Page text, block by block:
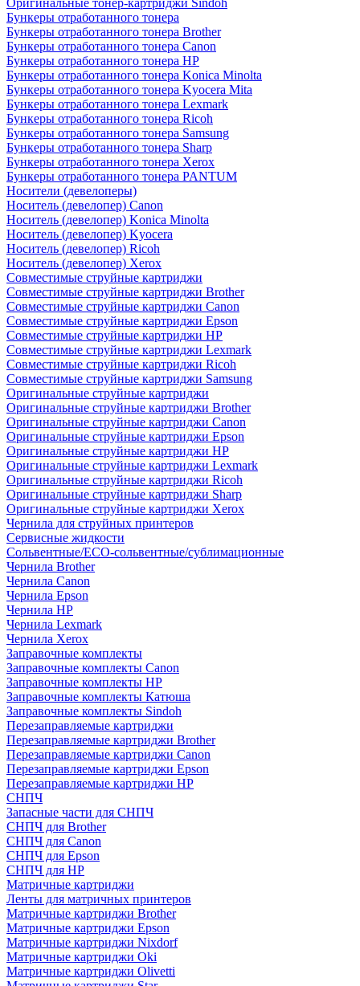
Оригинальные тонер-картриджи Sindoh
Бункеры отработанного тонера
Бункеры отработанного тонера Brother
Бункеры отработанного тонера Canon
Бункеры отработанного тонера HP
Бункеры отработанного тонера Konica Minolta
Бункеры отработанного тонера Kyocera Mita
Бункеры отработанного тонера Lexmark
Бункеры отработанного тонера Ricoh
Бункеры отработанного тонера Samsung
Бункеры отработанного тонера Sharp
Бункеры отработанного тонера Xerox
Бункеры отработанного тонера PANTUM
Носители (девелоперы)
Носитель (девелопер) Canon
Носитель (девелопер) Konica Minolta
Носитель (девелопер) Kyocera
Носитель (девелопер) Ricoh
Носитель (девелопер) Xerox
Совместимые струйные картриджи
Совместимые струйные картриджи Brother
Совместимые струйные картриджи Canon
Совместимые струйные картриджи Epson
Совместимые струйные картриджи HP
Совместимые струйные картриджи Lexmark
Совместимые струйные картриджи Ricoh
Совместимые струйные картриджи Samsung
Оригинальные струйные картриджи
Оригинальные струйные картриджи Brother
Оригинальные струйные картриджи Canon
Оригинальные струйные картриджи Epson
Оригинальные струйные картриджи HP
Оригинальные струйные картриджи Lexmark
Оригинальные струйные картриджи Ricoh
Оригинальные струйные картриджи Sharp
Оригинальные струйные картриджи Xerox
Чернила для струйных принтеров
Сервисные жидкости
Сольвентные/ECO-сольвентные/сублимационные
Чернила Brother
Чернила Canon
Чернила Epson
Чернила HP
Чернила Lexmark
Чернила Xerox
Заправочные комплекты
Заправочные комплекты Canon
Заправочные комплекты HP
Заправочные комплекты Катюша
Заправочные комплекты Sindoh
Перезаправляемые картриджи
Перезаправляемые картриджи Brother
Перезаправляемые картриджи Canon
Перезаправляемые картриджи Epson
Перезаправляемые картриджи HP
СНПЧ
Запасные части для СНПЧ
СНПЧ для Brother
СНПЧ для Canon
СНПЧ для Epson
СНПЧ для HP
Матричные картриджи
Ленты для матричных принтеров
Матричные картриджи Brother
Матричные картриджи Epson
Матричные картриджи Nixdorf
Матричные картриджи Oki
Матричные картриджи Olivetti